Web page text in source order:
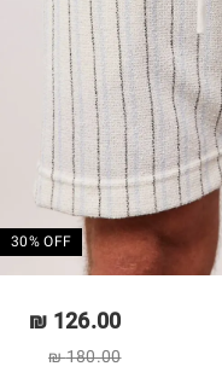
30% OFF
126.00 ₪
180.00 ₪